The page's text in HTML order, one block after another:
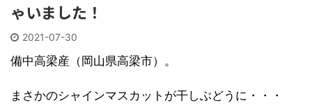
ゃいました！
2021-07-30
備中高梁産（岡山県高梁市）。
まさかのシャインマスカットが干しぶどうに・・・